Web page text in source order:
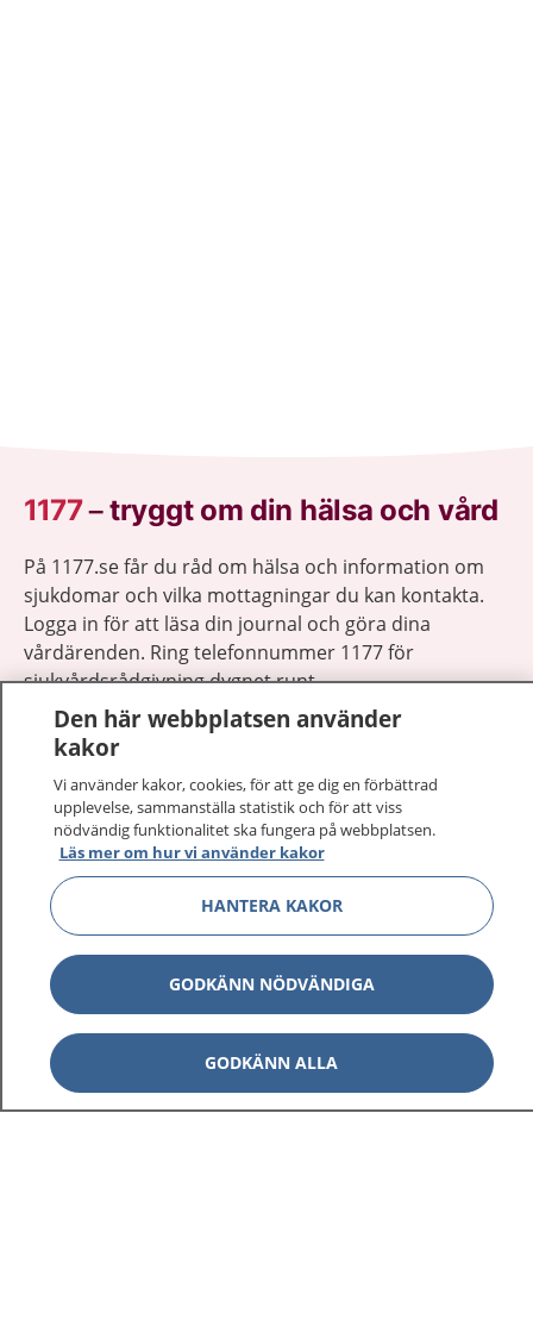
1177–tryggt om din hälsa och vård
På 1177.se får du råd om hälsa och information om
sjukdomar och vilka mottagningar du kan kontakta.
Logga in för att läsa din journal och göra dina
vårdärenden. Ring telefonnummer 1177 för
sjukvårdsrådgivning dygnet runt.
1177 ger dig råd när du vill må bättre.
1177 på flera språk
Om 1177 Visa
Kontakt Visa
Behandling av personuppgifter
Den här webbplatsen använder
kakor
Vi använder kakor, cookies, för att ge dig en förbättrad
upplevelse, sammanställa statistik och för att viss
nödvändig funktionalitet ska fungera på webbplatsen.
Läs mer om hur vi använder kakor
HANTERA KAKOR
GODKÄNN NÖDVÄNDIGA
GODKÄNN ALLA